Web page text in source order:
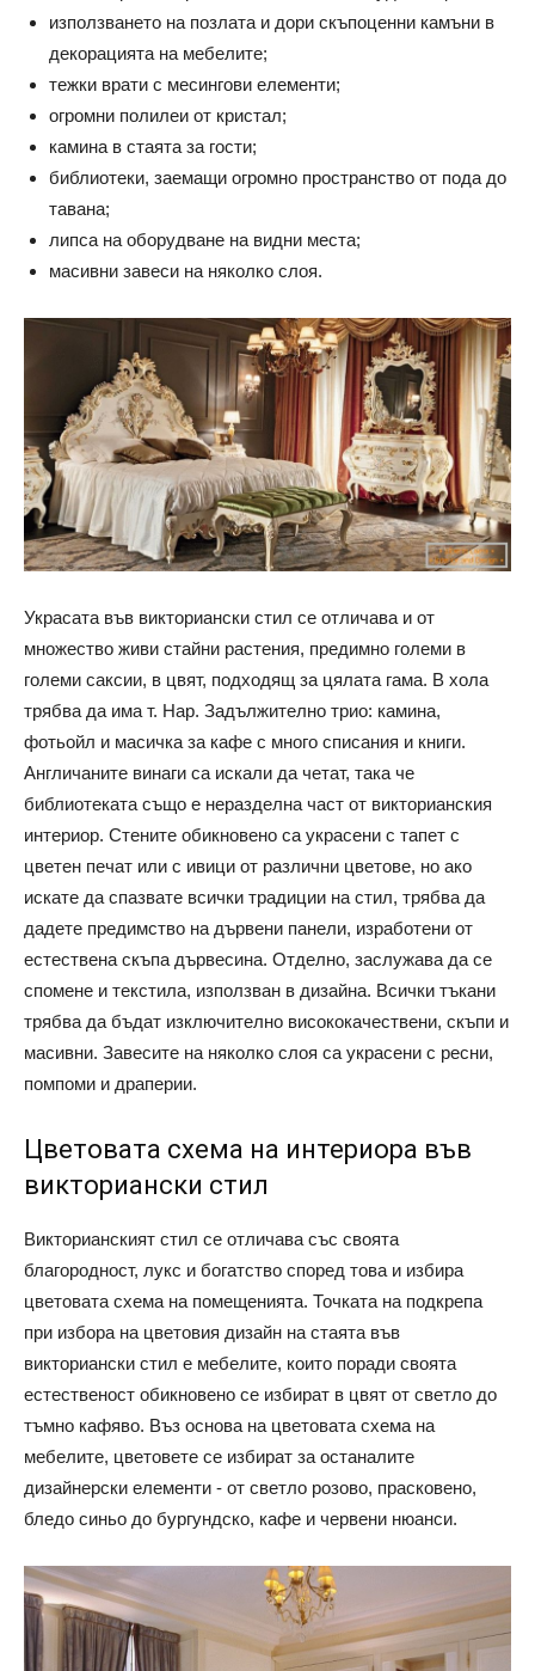
използването на позлата и дори скъпоценни камъни в
декорацията на мебелите;
тежки врати с месингови елементи;
огромни полилеи от кристал;
камина в стаята за гости;
библиотеки, заемащи огромно пространство от пода до
тавана;
липса на оборудване на видни места;
масивни завеси на няколко слоя.
Украсата във викториански стил се отличава и от
множество живи стайни растения, предимно големи в
големи саксии, в цвят, подходящ за цялата гама. В хола
трябва да има т. Нар. Задължително трио: камина,
фотьойл и масичка за кафе с много списания и книги.
Англичаните винаги са искали да четат, така че
библиотеката също е неразделна част от викторианския
интериор. Стените обикновено са украсени с тапет с
цветен печат или с ивици от различни цветове, но ако
искате да спазвате всички традиции на стил, трябва да
дадете предимство на дървени панели, изработени от
естествена скъпа дървесина. Отделно, заслужава да се
спомене и текстила, използван в дизайна. Всички тъкани
трябва да бъдат изключително висококачествени, скъпи и
масивни. Завесите на няколко слоя са украсени с ресни,
помпоми и драперии.
Цветовата схема на интериора във
викториански стил
Викторианският стил се отличава със своята
благородност, лукс и богатство според това и избира
цветовата схема на помещенията. Точката на подкрепа
при избора на цветовия дизайн на стаята във
викториански стил е мебелите, които поради своята
естественост обикновено се избират в цвят от светло до
тъмно кафяво. Въз основа на цветовата схема на
мебелите, цветовете се избират за останалите
дизайнерски елементи - от светло розово, прасковено,
бледо синьо до бургундско, кафе и червени нюанси.